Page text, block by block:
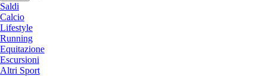
Saldi
Calcio
Lifestyle
Running
Equitazione
Escursioni
Altri Sport